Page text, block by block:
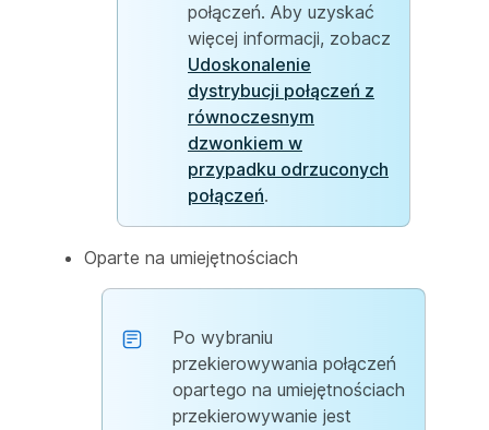
połączeń. Aby uzyskać
więcej informacji, zobacz
Udoskonalenie
dystrybucji połączeń z
równoczesnym
dzwonkiem w
przypadku odrzuconych
połączeń.
Oparte na umiejętnościach
Po wybraniu
przekierowywania połączeń
opartego na umiejętnościach
przekierowywanie jest